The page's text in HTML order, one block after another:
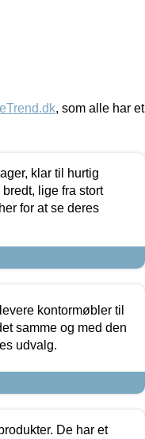
, som alle har et
klar til hurtig
lige fra stort
for at se deres
kontormøbler til
samme og med den
udvalg.
De har et